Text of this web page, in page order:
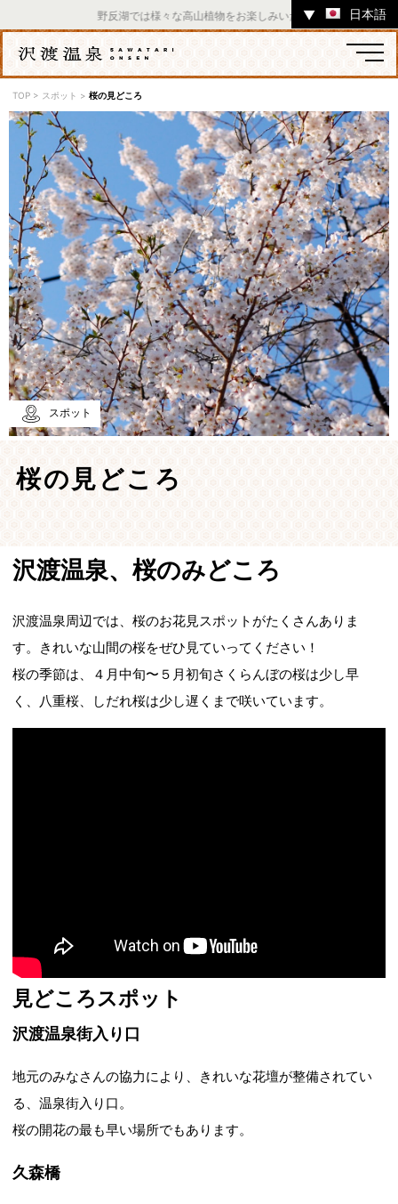
野反湖では様々な高山植物をお楽しみいただけます。 ／ チャ
▼ 日本語
温泉 宿 お店 スポット
体験 イベント ツアー
中之条町その他のエリア
TOP > スポット >桜の見どころ
スポット
桜の見どころ
沢渡温泉、桜のみどころ
沢渡温泉周辺では、桜のお花見スポットがたくさんありま
す。きれいな山間の桜をぜひ見ていってください！
桜の季節は、４月中旬〜５月初旬さくらんぼの桜は少し早
く、八重桜、しだれ桜は少し遅くまで咲いています。
見どころスポット
沢渡温泉街入り口
地元のみなさんの協力により、きれいな花壇が整備されてい
る、温泉街入り口。
桜の開花の最も早い場所でもあります。
久森橋